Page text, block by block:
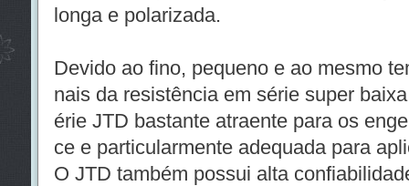
longa e polarizada.
Devido ao fino, pequeno e ao mesmo
nais da resistência em série super
érie JTD bastante atraente para os
ce e particularmente adequada para
O JTD também possui alta